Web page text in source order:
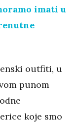
imati u
outfiti, u
punom
koje smo